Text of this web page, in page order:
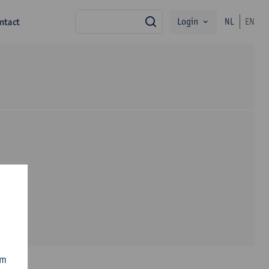
zoekLogin NL EN